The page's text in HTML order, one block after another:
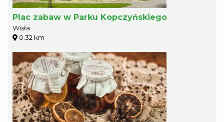
Plac zabaw w Parku Kopczyńskiego
Wisła
0.32 km